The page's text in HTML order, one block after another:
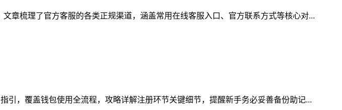
章梳理了官方客服的各类正规渠道，涵盖常用在线客服入口、官方联系方式等核心对...
引，覆盖钱包使用全流程，攻略详解注册环节关键细节，提醒新手务必妥善备份助记...